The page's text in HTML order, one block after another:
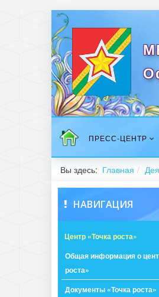
ПРЕСС-ЦЕНТР
Вы здесь: Главная
НАВИГАЦИЯ
Центр «Точка роста»
Общая информация о
роста»
Документы «Точка роста»